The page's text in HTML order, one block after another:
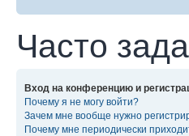
Часто
Вход на конференцию и
Почему я не могу войти?
Зачем мне вообще нужно
Почему мне периодически